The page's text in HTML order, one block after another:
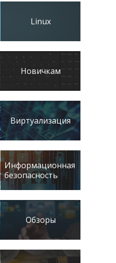
Linux
Новичкам
Виртуализация
Информационная
безопасность
Обзоры